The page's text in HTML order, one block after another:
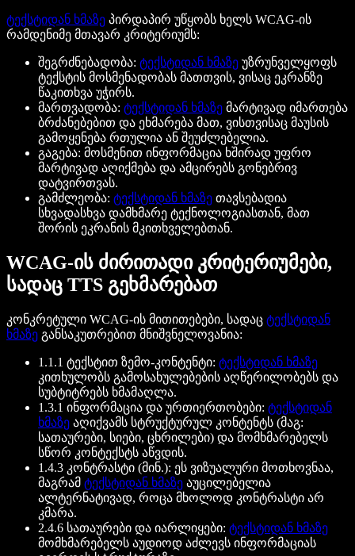
ტექსტიდან ხმაზე პირდაპირ უწყობს ხელს WCAG-ის
რამდენიმე მთავარ კრიტერიუმს:
შეგრძნებადობა: ტექსტიდან ხმაზე უზრუნველყოფს
ტექსტის მოსმენადობას მათთვის, ვისაც ეკრანზე
წაკითხვა უჭირს.
მართვადობა: ტექსტიდან ხმაზე მარტივად იმართება
ბრძანებებით და ეხმარება მათ, ვისთვისაც მაუსის
გამოყენება რთულია ან შეუძლებელია.
გაგება: მოსმენით ინფორმაცია ხშირად უფრო
მარტივად აღიქმება და ამცირებს გონებრივ
დატვირთვას.
გამძლეობა: ტექსტიდან ხმაზე თავსებადია
სხვადასხვა დამხმარე ტექნოლოგიასთან, მათ
შორის ეკრანის მკითხველებთან.
WCAG-ის ძირითადი კრიტერიუმები,
სადაც TTS გეხმარებათ
კონკრეტული WCAG-ის მითითებები, სადაც ტექსტიდან
ხმაზე განსაკუთრებით მნიშვნელოვანია:
1.1.1 ტექსტით ზემო-კონტენტი: ტექსტიდან ხმაზე
კითხულობს გამოსახულებების აღწერილობებს და
სუბტიტრებს ხმამაღლა.
1.3.1 ინფორმაცია და ურთიერთობები: ტექსტიდან
ხმაზე აღიქვამს სტრუქტურულ კონტენტს (მაგ:
სათაურები, სიები, ცხრილები) და მომხმარებელს
სწორ კონტექსტს აწვდის.
1.4.3 კონტრასტი (მინ.): ეს ვიზუალური მოთხოვნაა,
მაგრამ ტექსტიდან ხმაზე აუცილებელია
ალტერნატივად, როცა მხოლოდ კონტრასტი არ
კმარა.
2.4.6 სათაურები და იარლიყები: ტექსტიდან ხმაზე
მომხმარებელს აუდიოდ აძლევს ინფორმაციას